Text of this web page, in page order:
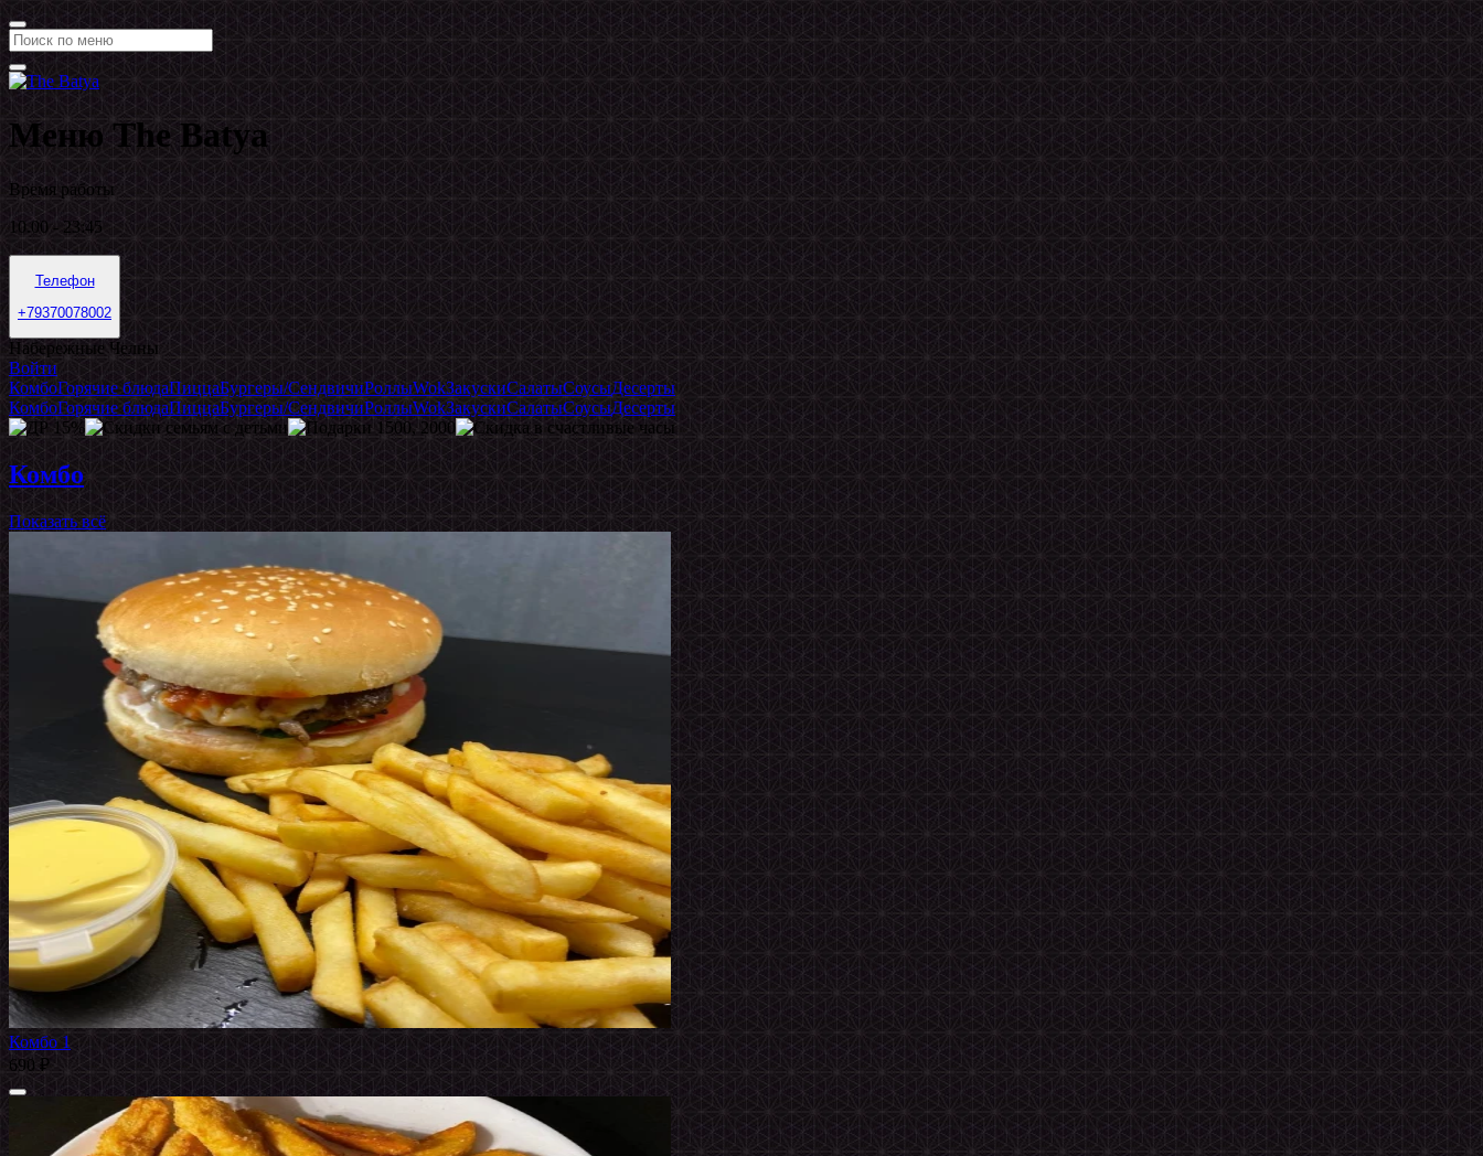
Меню The Batya
Время работы
10.00 - 23:45
Телефон
+79370078002
Набережные Челны
Войти
КомбоГорячие блюдаПиццаБургеры/СендвичиРоллыWokЗакускиСалатыСоусыДесерты
КомбоГорячие блюдаПиццаБургеры/СендвичиРоллыWokЗакускиСалатыСоусыДесерты
Комбо
Показать всё
Комбо 1
690 ₽